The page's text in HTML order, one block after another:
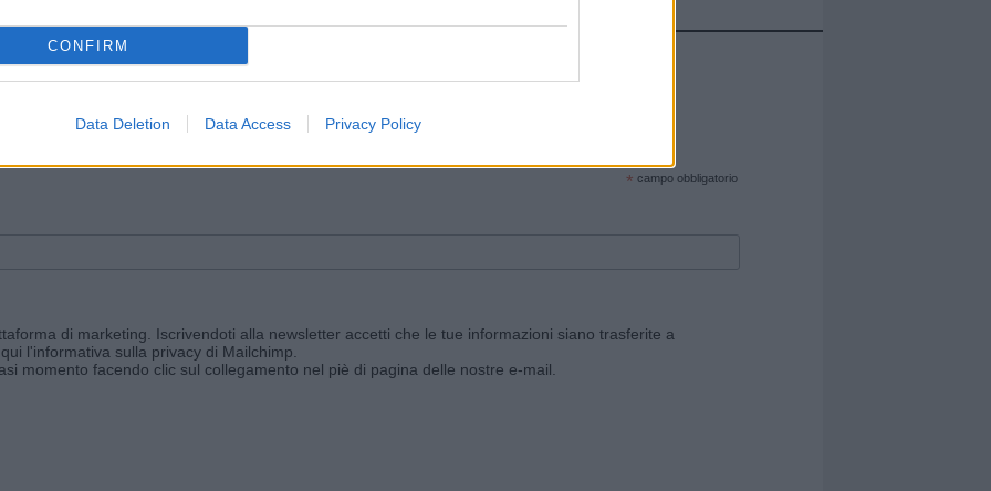
CONFIRM
Data Deletion Data Access Privacy Policy
e ricevi le nostre email periodiche contenenti le ultime notizie pubblicate sul sito web!
* campo obbligatorio
di marketing. Iscrivendoti alla newsletter accetti che le tue informazioni siano trasferite a
l'informativa sulla privacy di Mailchimp
momento facendo clic sul collegamento nel piè di pagina delle nostre e-mail.